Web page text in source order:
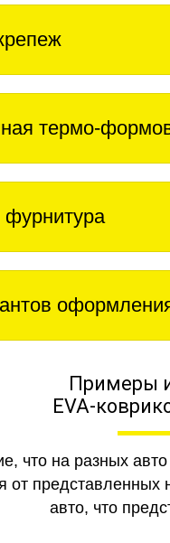
термо-
Примеры
EVA-
что на разных
от
авто, что